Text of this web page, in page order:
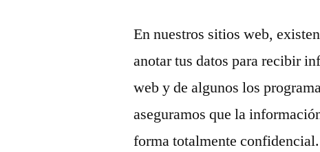
En nuestros sitios web,
anotar tus datos para recibir
web y de algunos los
aseguramos que la
forma totalmente confidencial.